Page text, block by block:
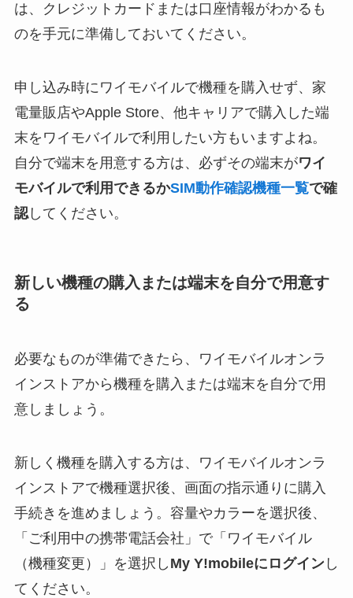
は、クレジットカードまたは口座情報がわかるも
のを手元に準備しておいてください。
申し込み時にワイモバイルで機種を購入せず、家
電量販店やApple Store、他キャリアで購入した端
末をワイモバイルで利用したい方もいますよね。
自分で端末を用意する方は、必ずその端末がワイ
モバイルで利用できるかSIM動作確認機種一覧で確
認してください。
新しい機種の購入または端末を自分で用意す
る
必要なものが準備できたら、ワイモバイルオンラ
インストアから機種を購入または端末を自分で用
意しましょう。
新しく機種を購入する方は、ワイモバイルオンラ
インストアで機種選択後、画面の指示通りに購入
手続きを進めましょう。容量やカラーを選択後、
「ご利用中の携帯電話会社」で「ワイモバイル
（機種変更）」を選択し My Y!mobileにログインし
てください。